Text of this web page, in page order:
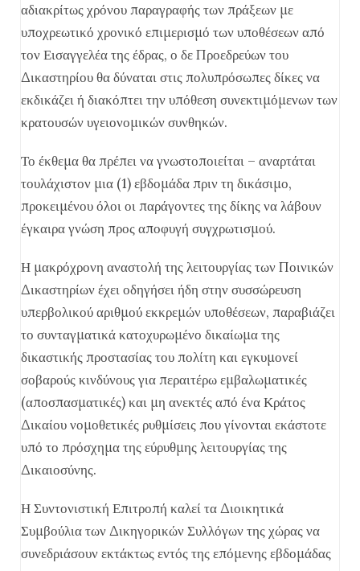
αδιακρίτως χρόνου παραγραφής των πράξεων με
υποχρεωτικό χρονικό επιμερισμό των υποθέσεων από
τον Εισαγγελέα της έδρας, ο δε Προεδρεύων του
Δικαστηρίου θα δύναται στις πολυπρόσωπες δίκες να
εκδικάζει ή διακόπτει την υπόθεση συνεκτιμόμενων των
κρατουσών υγειονομικών συνθηκών.
Το έκθεμα θα πρέπει να γνωστοποιείται – αναρτάται
τουλάχιστον μια (1) εβδομάδα πριν τη δικάσιμο,
προκειμένου όλοι οι παράγοντες της δίκης να λάβουν
έγκαιρα γνώση προς αποφυγή συγχρωτισμού.
Η μακρόχρονη αναστολή της λειτουργίας των Ποινικών
Δικαστηρίων έχει οδηγήσει ήδη στην συσσώρευση
υπερβολικού αριθμού εκκρεμών υποθέσεων, παραβιάζει
το συνταγματικά κατοχυρωμένο δικαίωμα της
δικαστικής προστασίας του πολίτη και εγκυμονεί
σοβαρούς κινδύνους για περαιτέρω εμβαλωματικές
(αποσπασματικές) και μη ανεκτές από ένα Κράτος
Δικαίου νομοθετικές ρυθμίσεις που γίνονται εκάστοτε
υπό το πρόσχημα της εύρυθμης λειτουργίας της
Δικαιοσύνης.
Η Συντονιστική Επιτροπή καλεί τα Διοικητικά
Συμβούλια των Δικηγορικών Συλλόγων της χώρας να
συνεδριάσουν εκτάκτως εντός της επόμενης εβδομάδας